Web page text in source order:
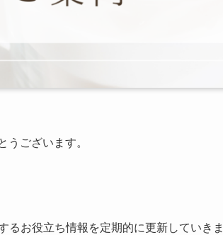
うございます。
るお役立ち情報を定期的に更新していき